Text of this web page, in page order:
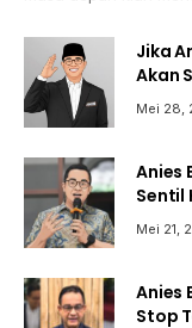
Jika
Akan
Mei 28,
Anies
Sentil
Mei 21,
Anies
Stop